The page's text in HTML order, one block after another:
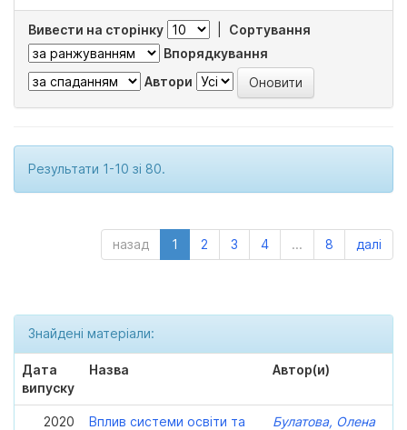
Вивести на сторінку
Сортування
Впорядкування
Автори
Результати 1-10 зі 80.
назад 1 2 3 4 ... 8 далі
Знайдені матеріали:
Дата
випуску
Назва Автор(и)
2020
Вплив системи освіти та
Булатова, Олена